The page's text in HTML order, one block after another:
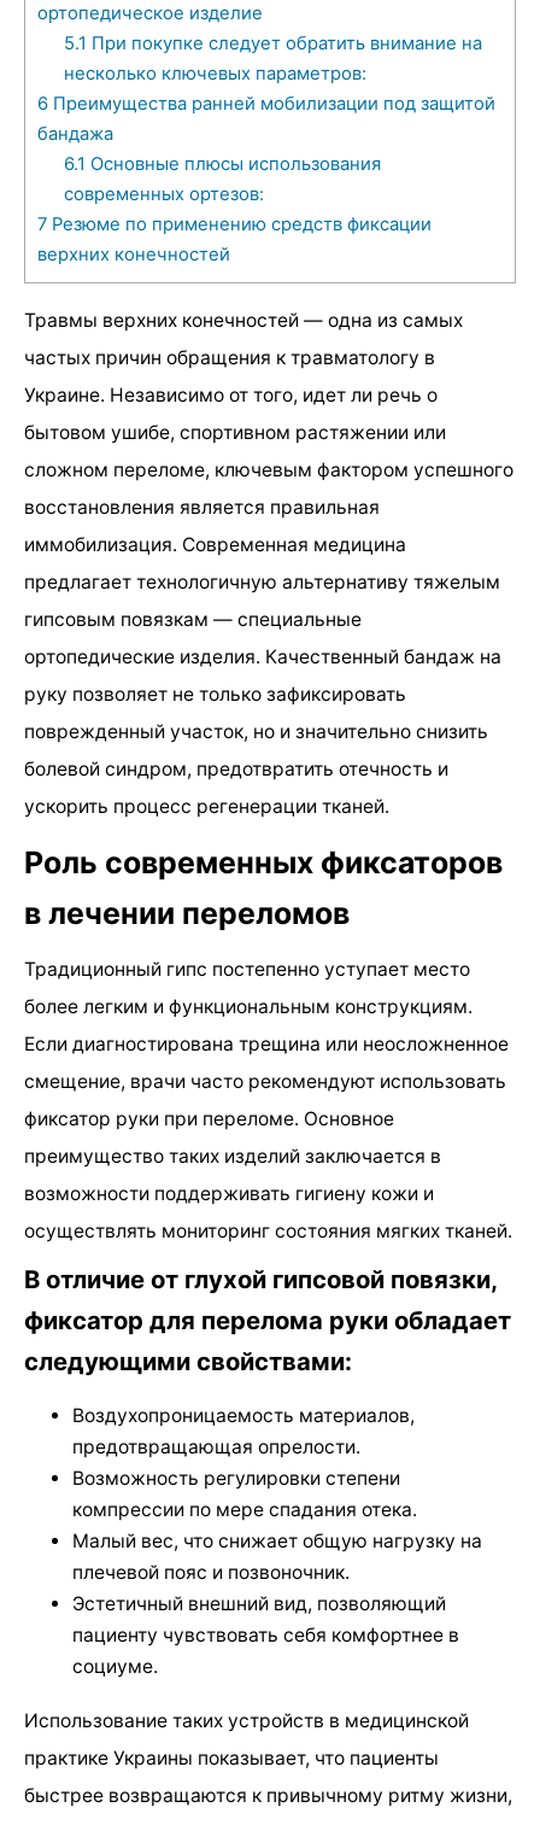
ортопедическое изделие
5.1 При покупке следует обратить внимание на
несколько ключевых параметров:
6 Преимущества ранней мобилизации под защитой
бандажа
6.1 Основные плюсы использования
современных ортезов:
7 Резюме по применению средств фиксации
верхних конечностей
Травмы верхних конечностей — одна из самых
частых причин обращения к травматологу в
Украине. Независимо от того, идет ли речь о
бытовом ушибе, спортивном растяжении или
сложном переломе, ключевым фактором успешного
восстановления является правильная
иммобилизация. Современная медицина
предлагает технологичную альтернативу тяжелым
гипсовым повязкам — специальные
ортопедические изделия. Качественный бандаж на
руку позволяет не только зафиксировать
поврежденный участок, но и значительно снизить
болевой синдром, предотвратить отечность и
ускорить процесс регенерации тканей.
Роль современных фиксаторов
в лечении переломов
Традиционный гипс постепенно уступает место
более легким и функциональным конструкциям.
Если диагностирована трещина или неосложненное
смещение, врачи часто рекомендуют использовать
фиксатор руки при переломе. Основное
преимущество таких изделий заключается в
возможности поддерживать гигиену кожи и
осуществлять мониторинг состояния мягких тканей.
В отличие от глухой гипсовой повязки,
фиксатор для перелома руки обладает
следующими свойствами:
Воздухопроницаемость материалов,
предотвращающая опрелости.
Возможность регулировки степени
компрессии по мере спадания отека.
Малый вес, что снижает общую нагрузку на
плечевой пояс и позвоночник.
Эстетичный внешний вид, позволяющий
пациенту чувствовать себя комфортнее в
социуме.
Использование таких устройств в медицинской
практике Украины показывает, что пациенты
быстрее возвращаются к привычному ритму жизни,